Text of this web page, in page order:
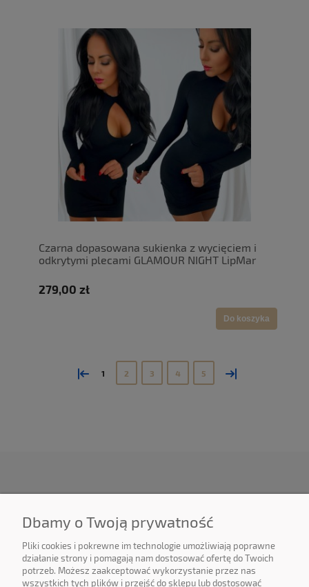
Czarna dopasowana sukienka z wycięciem i
odkrytymi plecami GLAMOUR NIGHT LipMar
279,00 zł
Do koszyka
« 1 2 3 4 5 »
POMOC
Dbamy o Twoją prywatność
Pliki cookies i pokrewne im technologie umożliwiają poprawne
działanie strony i pomagają nam dostosować ofertę do Twoich
potrzeb. Możesz zaakceptować wykorzystanie przez nas
wszystkich tych plików i przejść do sklepu lub dostosować